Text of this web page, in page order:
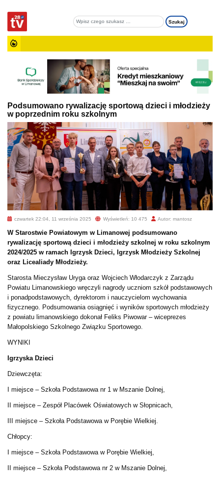
Podsumowano rywalizację sportową dzieci i młodzieży
w poprzednim roku szkolnym
czwartek 22:04, 11 września 2025 Wyświetleń: 10 475 Autor: mantosz
W Starostwie Powiatowym w Limanowej podsumowano
rywalizację sportową dzieci i młodzieży szkolnej w roku szkolnym
2024/2025 w ramach Igrzysk Dzieci, Igrzysk Młodzieży Szkolnej
oraz Licealiady Młodzieży.
Starosta Mieczysław Uryga oraz Wojciech Włodarczyk z Zarządu
Powiatu Limanowskiego wręczyli nagrody uczniom szkół podstawowych
i ponadpodstawowych, dyrektorom i nauczycielom wychowania
fizycznego. Podsumowania osiągnięć i wyników sportowych młodzieży
z powiatu limanowskiego dokonał Feliks Piwowar – wiceprezes
Małopolskiego Szkolnego Związku Sportowego.
WYNIKI
Igrzyska Dzieci
Dziewczęta:
I miejsce – Szkoła Podstawowa nr 1 w Mszanie Dolnej,
II miejsce – Zespół Placówek Oświatowych w Słopnicach,
III miejsce – Szkoła Podstawowa w Porębie Wielkiej.
Chłopcy:
I miejsce – Szkoła Podstawowa w Porębie Wielkiej,
II miejsce – Szkoła Podstawowa nr 2 w Mszanie Dolnej,